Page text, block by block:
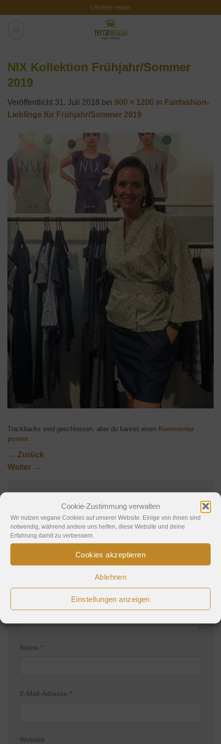
Cookie-Zustimmung verwalten
Wir nutzen vegane Cookies auf unserer Website. Einige von ihnen sind
notwendig, während andere uns helfen, diese Website und deine
Erfahrung damit zu verbessern.
Cookies akzeptieren
Ablehnen
Einstellungen anzeigen
Lifestyle vegan
NIX Kollektion Frühjahr/Sommer
2019
Veröffentlicht 31. Juli 2018 bei 900 × 1200 in Fairfashion-
Lieblinge für Frühjahr/Sommer 2019
Trackbacks sind geschlossen, aber du kannst einen Kommentar
posten
← Zurück
Weiter →
Schreibe einen Kommentar
Deine E-Mail-Adresse wird nicht veröffentlicht.
Erforderliche Felder sind mit*markiert
Name *
E-Mail-Adresse *
Website